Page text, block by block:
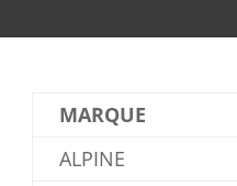
MARQUE
ALPINE